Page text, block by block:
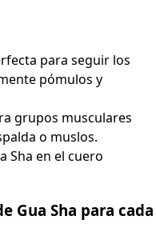
para seguir los
pómulos y
grupos musculares
o muslos.
Sha en el cuero
Gua Sha para cada